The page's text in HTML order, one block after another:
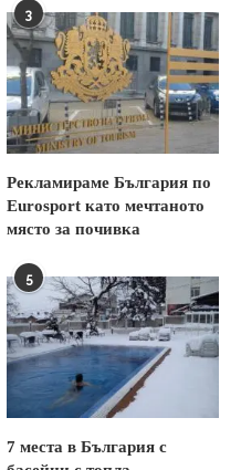
3
Рекламираме България по
Eurosport като мечтаното
място за почивка
5
7 места в България с